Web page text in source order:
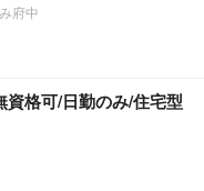
府中
資格可/日勤のみ/住宅型